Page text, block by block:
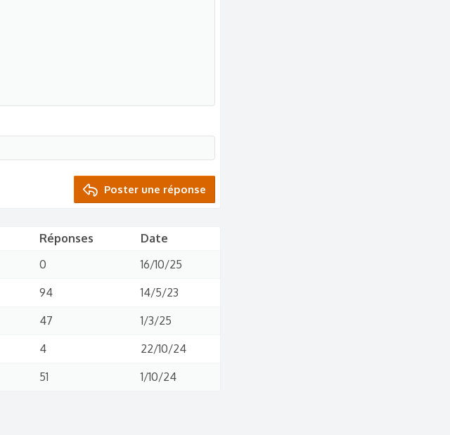
Poster une réponse
Réponses
Date
0
16/10/25
94
14/5/23
47
1/3/25
4
22/10/24
51 1/10/24